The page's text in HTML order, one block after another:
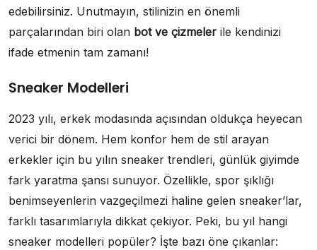
edebilirsiniz. Unutmayın, stilinizin en önemli
parçalarından biri olan bot ve çizmeler ile kendinizi
ifade etmenin tam zamanı!
Sneaker Modelleri
2023 yılı, erkek modasında açısından oldukça heyecan
verici bir dönem. Hem konfor hem de stil arayan
erkekler için bu yılın sneaker trendleri, günlük giyimde
fark yaratma şansı sunuyor. Özellikle, spor şıklığı
benimseyenlerin vazgeçilmezi haline gelen sneaker’lar,
farklı tasarımlarıyla dikkat çekiyor. Peki, bu yıl hangi
sneaker modelleri popüler? İşte bazı öne çıkanlar: